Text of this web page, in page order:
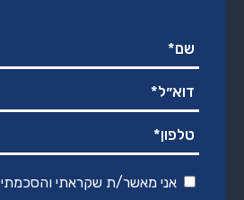
אני מאשר/ת שקראתי והסכמתי